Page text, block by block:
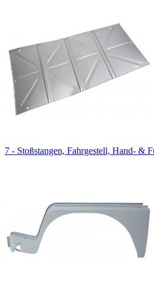
7 - Stoßstangen, Fahrgestell, Hand- &